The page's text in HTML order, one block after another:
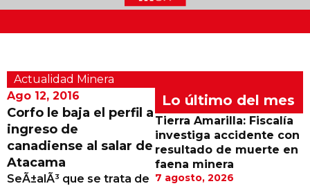
Actualidad Minera
Minería Superficie
Minerí­a Subterránea
Proveedores
Actualidad Minera
Ago 12, 2016
Corfo le baja el perfil a
ingreso de
canadiense al salar de
Atacama
SeÃ±alÃ³ que se trata de
Lo último del mes
Tierra Amarilla: Fiscalía
investiga accidente con
resultado de muerte en
faena minera
7 agosto, 2026